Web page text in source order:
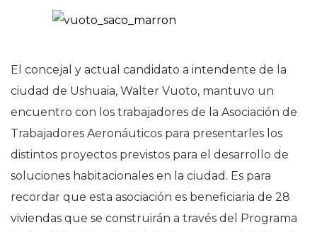
El concejal y actual candidato a intendente de la
ciudad de Ushuaia, Walter Vuoto, mantuvo un
encuentro con los trabajadores de la Asociación de
Trabajadores Aeronáuticos para presentarles los
distintos proyectos previstos para el desarrollo de
soluciones habitacionales en la ciudad. Es para
recordar que esta asociación es beneficiaria de 28
viviendas que se construirán a través del Programa